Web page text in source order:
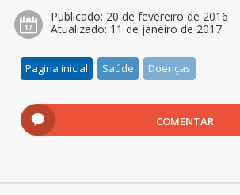
Publicado: 20 de fevereiro de 2016
Atualizado: 11 de janeiro de 2017
Pagina inicial Saúde Doenças
COMENTAR